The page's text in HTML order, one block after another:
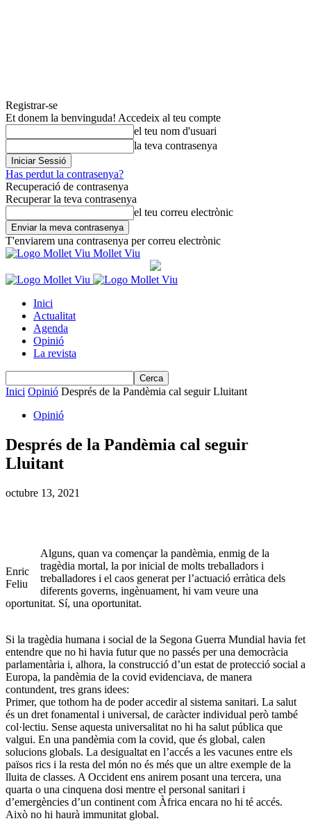
Registrar-se
Et donem la benvinguda! Accedeix al teu compte
el teu nom d'usuari
la teva contrasenya
Has perdut la contrasenya?
Recuperació de contrasenya
Recuperar la teva contrasenya
el teu correu electrònic
T'enviarem una contrasenya per correu electrònic
Mollet Viu
Inici
Actualitat
Agenda
Opinió
La revista
Inici Opinió Després de la Pandèmia cal seguir Lluitant
Opinió
Després de la Pandèmia cal seguir
Lluitant
octubre 13, 2021
Enric
Feliu
Alguns, quan va començar la pandèmia, enmig de la
tragèdia mortal, la por inicial de molts treballadors i
treballadores i el caos generat per l’actuació erràtica dels
diferents governs, ingènuament, hi vam veure una
oportunitat. Sí, una oportunitat.
Si la tragèdia humana i social de la Segona Guerra Mundial havia fet
entendre que no hi havia futur que no passés per una democràcia
parlamentària i, alhora, la construcció d’un estat de protecció social a
Europa, la pandèmia de la covid evidenciava, de manera
contundent, tres grans idees:
Primer, que tothom ha de poder accedir al sistema sanitari. La salut
és un dret fonamental i universal, de caràcter individual però també
col·lectiu. Sense aquesta universalitat no hi ha salut pública que
valgui. En una pandèmia com la covid, que és global, calen
solucions globals. La desigualtat en l’accés a les vacunes entre els
països rics i la resta del món no és més que un altre exemple de la
lluita de classes. A Occident ens anirem posant una tercera, una
quarta o una cinquena dosi mentre el personal sanitari i
d’emergències d’un continent com Àfrica encara no hi té accés.
Això no hi haurà immunitat global.